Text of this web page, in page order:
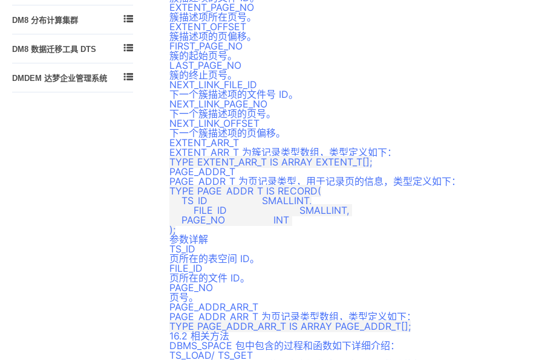
创建作业环境
操作员
作业
警报
DM8 分布计算集群 
基本概念和技术指标
DMDPC使用须知
DMDPC的关键技术
DM8 数据迁移工具 DTS 
DTS 入门
DMDEM 达梦企业管理系统 
EXTENT_PAGE_NO
簇描述项所在页号。
EXTENT_OFFSET
簇描述项的页偏移。
FIRST_PAGE_NO
簇的起始页号。
LAST_PAGE_NO
簇的终止页号。
NEXT_LINK_FILE_ID
下一个簇描述项的文件号 ID。
NEXT_LINK_PAGE_NO
下一个簇描述项的页号。
NEXT_LINK_OFFSET
下一个簇描述项的页偏移。
EXTENT_ARR_T
EXTENT_ARR_T 为簇记录类型数组，类型定义如下：
PAGE_ADDR_T
PAGE_ADDR_T 为页记录类型，用于记录页的信息，类型定义如下：
TYPE PAGE_ADDR_T IS RECORD(
    TS_ID                  SMALLINT,
    PAGE_NO                INT
参数详解
TS_ID
页所在的表空间 ID。
FILE_ID
页所在的文件 ID。
PAGE_NO
页号。
PAGE_ADDR_ARR_T
PAGE_ADDR_ARR_T 为页记录类型数组，类型定义如下：
16.2 相关方法
DBMS_SPACE 包中包含的过程和函数如下详细介绍：
TS_LOAD/ TS_GET